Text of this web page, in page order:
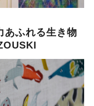
ふれる生き物